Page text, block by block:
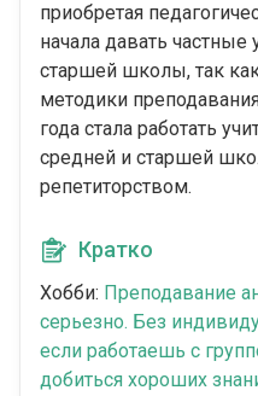
приобретая
начала давать
старшей школы, так
методики
года стала работать
средней и старшей
репетиторством.
Кратко
Хобби: Преподавание
серьезно. Без
если работаешь с
добиться хороших